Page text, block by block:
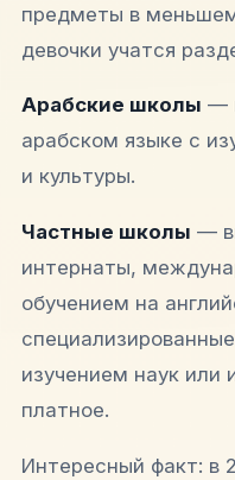
предметы в
девочки учатся
Арабские школы —
арабском языке с
и культуры.​
Частные школы —
интернаты,
обучением на
изучением наук или
платное.​
Интересный факт: в